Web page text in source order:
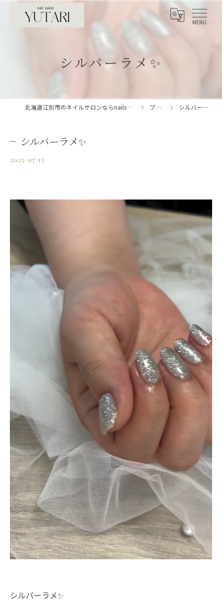
シルバーラメ✨
北海道江別市のネイルサロンならnailsalon YUTARI ブログ シルバーラメ✨
シルバーラメ✨
2025/07/15
シルバーラメ✨